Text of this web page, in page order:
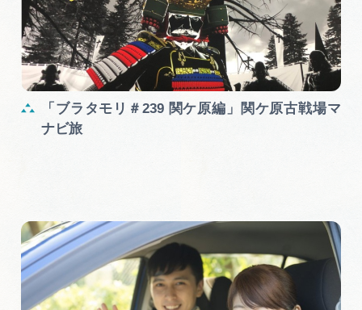
「ブラタモリ＃239 関ケ原編」関ケ原古戦場マ
ナビ旅